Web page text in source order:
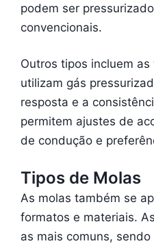
podem ser
convencionais.
Outros tipos incluem
utilizam gás
resposta e a
permitem ajustes de
de condução e
Tipos de Molas
As molas também se
formatos e materiais.
as mais comuns,